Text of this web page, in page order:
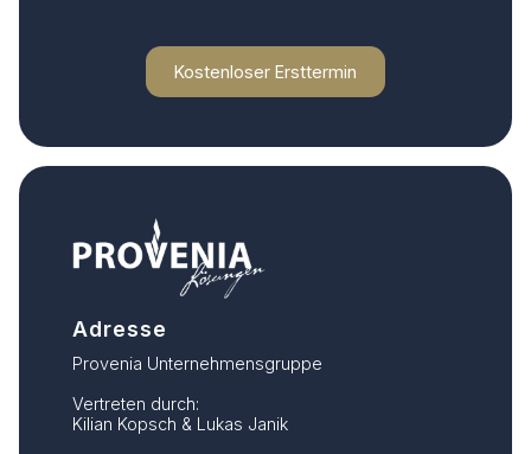
Kostenloser Ersttermin
Adresse
Provenia Unternehmensgruppe
Vertreten durch:
Kilian Kopsch & Lukas Janik